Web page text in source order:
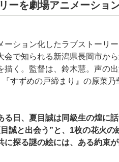
ーを劇場アニメーショ
ーション化したラブストーリ
会で知られる新潟県長岡市か
描く。監督は、鈴木慧。声の
すずめの戸締まり』の原菜乃
る日、夏目誠は同級生の煌に
誠と出会う”と、1枚の花火の
に探る謎の絵には、ある約束